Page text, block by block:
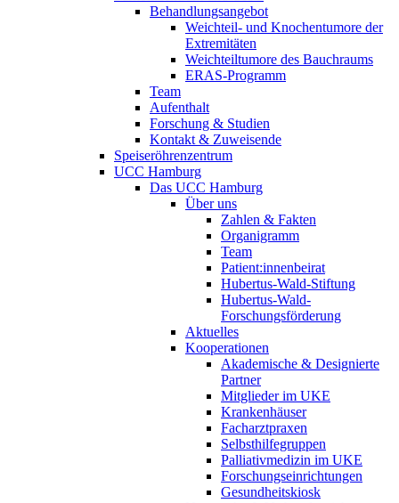
Behandlungsangebot
Weichteil- und Knochentumore der
Extremitäten
Weichteiltumore des Bauchraums
ERAS-Programm
Team
Aufenthalt
Forschung & Studien
Kontakt & Zuweisende
Speiseröhrenzentrum
UCC Hamburg
Das UCC Hamburg
Über uns
Zahlen & Fakten
Organigramm
Team
Patient:innenbeirat
Hubertus-Wald-Stiftung
Hubertus-Wald-
Forschungsförderung
Aktuelles
Kooperationen
Akademische & Designierte
Partner
Mitglieder im UKE
Krankenhäuser
Facharztpraxen
Selbsthilfegruppen
Palliativmedizin im UKE
Forschungseinrichtungen
Gesundheitskiosk